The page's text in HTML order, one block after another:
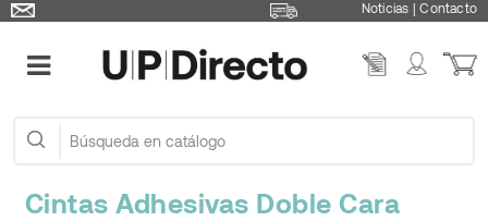
Noticias |Contacto
Cintas Adhesivas Doble Cara